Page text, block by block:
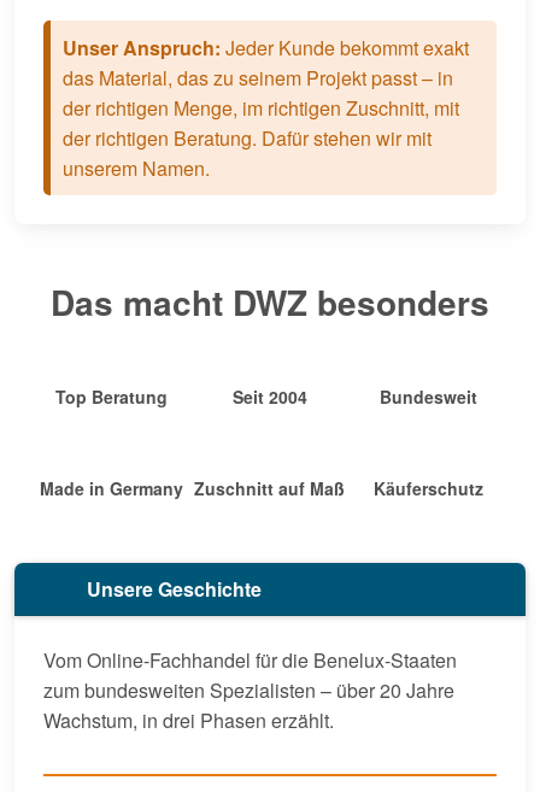
Unser Anspruch: Jeder Kunde bekommt exakt
das Material, das zu seinem Projekt passt – in
der richtigen Menge, im richtigen Zuschnitt, mit
der richtigen Beratung. Dafür stehen wir mit
unserem Namen.
Das macht DWZ besonders
Top Beratung Seit 2004 Bundesweit
Made in Germany Zuschnitt auf Maß Käuferschutz
Unsere Geschichte
Vom Online-Fachhandel für die Benelux-Staaten
zum bundesweiten Spezialisten – über 20 Jahre
Wachstum, in drei Phasen erzählt.